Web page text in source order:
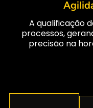
A qualificação
processos,
precisão na